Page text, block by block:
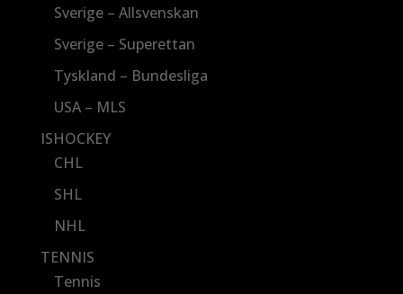
Sverige – Allsvenskan
Sverige – Superettan
Tyskland – Bundesliga
USA – MLS
ISHOCKEY
CHL
SHL
NHL
TENNIS
Tennis